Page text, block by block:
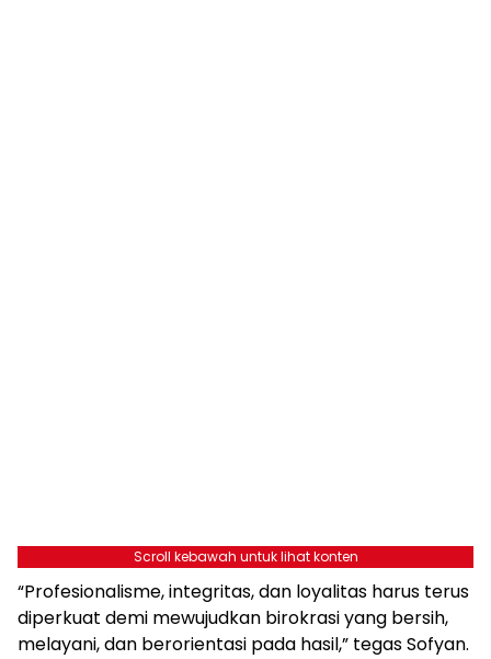
Scroll kebawah untuk lihat konten
“Profesionalisme, integritas, dan loyalitas harus terus
diperkuat demi mewujudkan birokrasi yang bersih,
melayani, dan berorientasi pada hasil,” tegas Sofyan.